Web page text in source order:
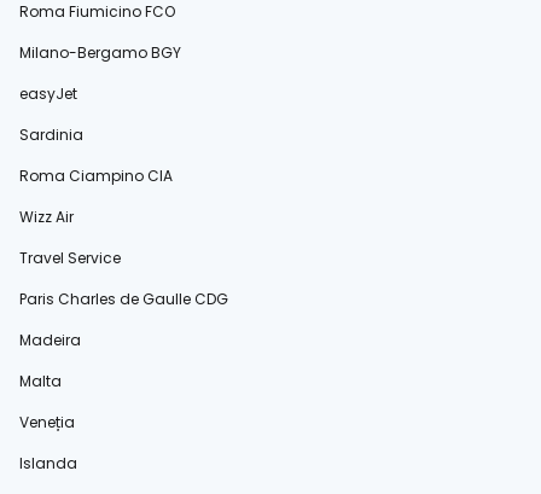
Roma Fiumicino FCO
Milano-Bergamo BGY
easyJet
Sardinia
Roma Ciampino CIA
Wizz Air
Travel Service
Paris Charles de Gaulle CDG
Madeira
Malta
Veneția
Islanda